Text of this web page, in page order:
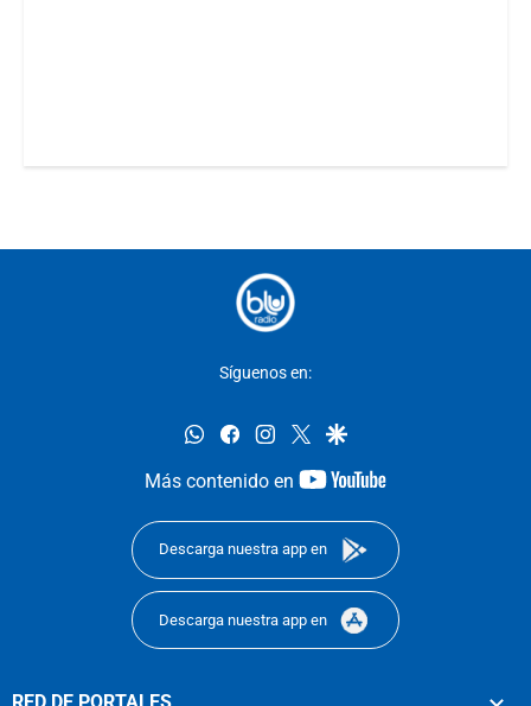
Síguenos en:
whatsappfacebookinstagram
twittergoogle
Más contenido en
youtube-
Descarga nuestra app en
Descarga nuestra app en